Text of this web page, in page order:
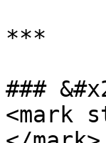
***
###
<mark